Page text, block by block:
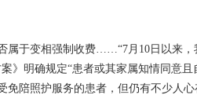
于变相强制收费……“7月10日以来，
》明确规定“患者或其家属知情同意且
陪照护服务的患者，但仍有不少人